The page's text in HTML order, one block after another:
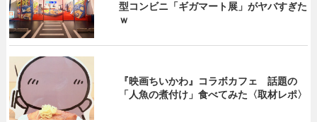
型コンビニ「ギガマート展」がヤバすぎた
ｗ
『映画ちいかわ』コラボカフェ 話題の
「人魚の煮付け」食べてみた〈取材レポ〉